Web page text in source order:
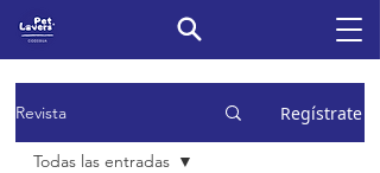
Revista Regístrate
Todas las entradas